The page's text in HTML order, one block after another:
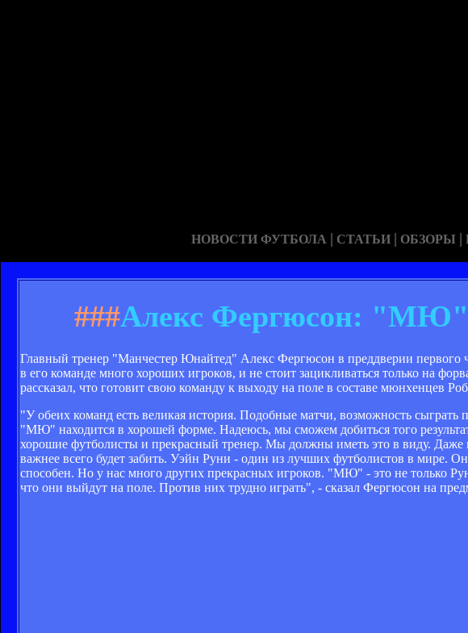
НОВОСТИ ФУТБОЛА | СТАТЬИ | ОБЗОРЫ |
###Алекс Фергюсон: "МЮ"
Главный тренер "Манчестер Юнайтед" Алекс Фергюсон в преддверии первого
в его команде много хороших игроков, и не стоит зацикливаться только на
рассказал, что готовит свою команду к выходу на поле в составе мюнхенцев
"У обеих команд есть великая история. Подобные матчи, возможность
"МЮ" находится в хорошей форме. Надеюсь, мы сможем добиться того
хорошие футболисты и прекрасный тренер. Мы должны иметь это в виду. Даже
важнее всего будет забить. Уэйн Руни - один из лучших футболистов в мире.
способен. Но у нас много других прекрасных игроков. "МЮ" - это не только
что они выйдут на поле. Против них трудно играть", - сказал Фергюсон на